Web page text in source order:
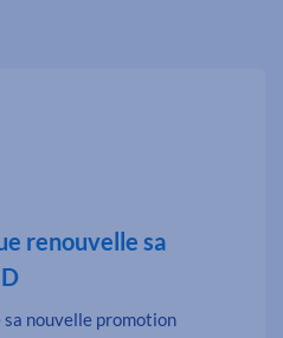
renouvelle sa
sa nouvelle promotion